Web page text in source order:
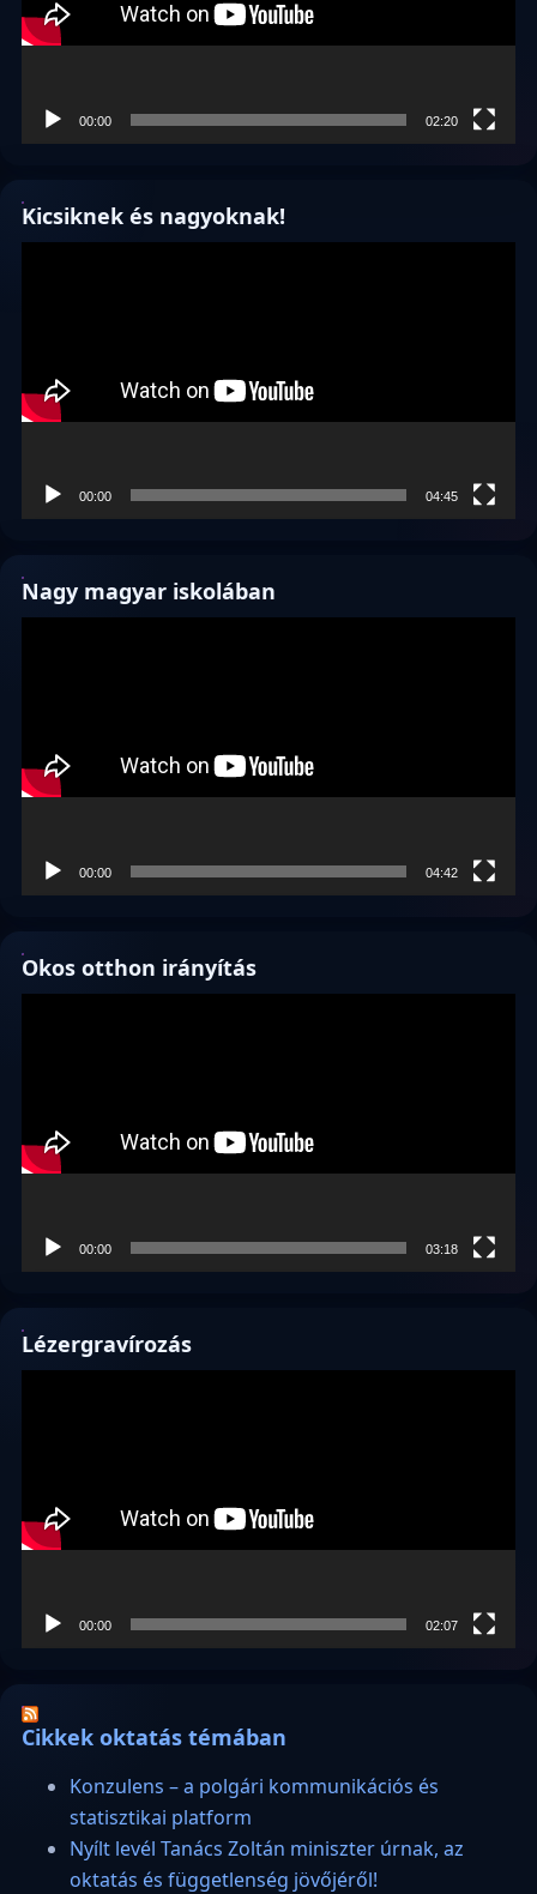
00:00 02:20
Kicsiknek és nagyoknak!
00:00 04:45
Nagy magyar iskolában
00:00 04:42
Okos otthon irányítás
00:00 03:18
Lézergravírozás
00:00 02:07
Cikkek oktatás témában
Konzulens – a polgári kommunikációs és
statisztikai platform
Nyílt levél Tanács Zoltán miniszter úrnak, az
oktatás és függetlenség jövőjéről!